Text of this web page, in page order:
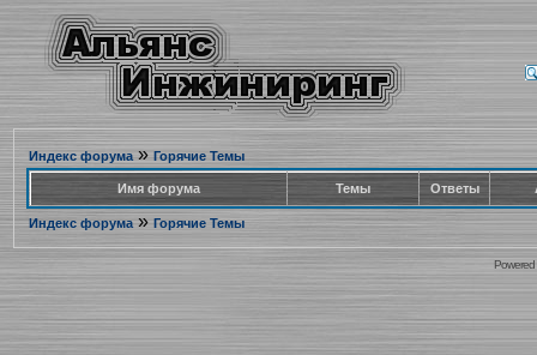
Индекс форума» Горячие Темы
Имя форума Темы Ответы
Индекс форума» Горячие Темы